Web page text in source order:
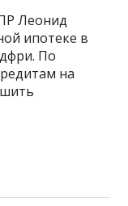
Леонид
ипотеке в
По
на